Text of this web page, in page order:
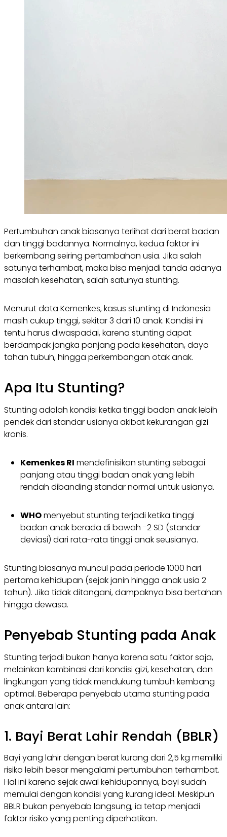
Pertumbuhan anak biasanya terlihat dari berat badan
dan tinggi badannya. Normalnya, kedua faktor ini
berkembang seiring pertambahan usia. Jika salah
satunya terhambat, maka bisa menjadi tanda adanya
masalah kesehatan, salah satunya stunting.
Menurut data Kemenkes, kasus stunting di Indonesia
masih cukup tinggi, sekitar 3 dari 10 anak. Kondisi ini
tentu harus diwaspadai, karena stunting dapat
berdampak jangka panjang pada kesehatan, daya
tahan tubuh, hingga perkembangan otak anak.
Apa Itu Stunting?
Stunting adalah kondisi ketika tinggi badan anak lebih
pendek dari standar usianya akibat kekurangan gizi
kronis.
Kemenkes RI mendefinisikan stunting sebagai
panjang atau tinggi badan anak yang lebih
rendah dibanding standar normal untuk usianya.
WHOmenyebut stunting terjadi ketika tinggi
badan anak berada di bawah -2 SD (standar
deviasi) dari rata-rata tinggi anak seusianya.
Stunting biasanya muncul pada periode 1000 hari
pertama kehidupan (sejak janin hingga anak usia 2
tahun). Jika tidak ditangani, dampaknya bisa bertahan
hingga dewasa.
Penyebab Stunting pada Anak
Stunting terjadi bukan hanya karena satu faktor saja,
melainkan kombinasi dari kondisi gizi, kesehatan, dan
lingkungan yang tidak mendukung tumbuh kembang
optimal. Beberapa penyebab utama stunting pada
anak antara lain:
1. Bayi Berat Lahir Rendah (BBLR)
Bayi yang lahir dengan berat kurang dari 2,5 kg memiliki
risiko lebih besar mengalami pertumbuhan terhambat.
Hal ini karena sejak awal kehidupannya, bayi sudah
memulai dengan kondisi yang kurang ideal. Meskipun
BBLR bukan penyebab langsung, ia tetap menjadi
faktor risiko yang penting diperhatikan.